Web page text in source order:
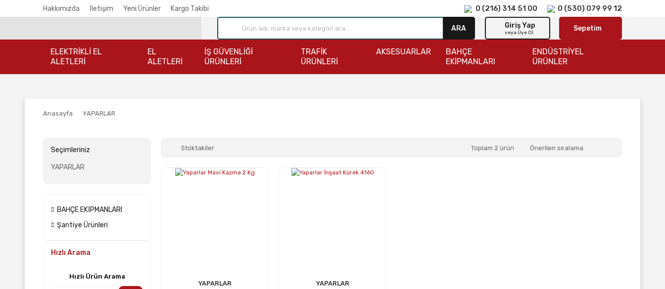
Hakkımızda İletişim Yeni Ürünler Kargo Takibi 0 (216) 314 51 00 0 (530) 079 99 12
ARA Giriş Yap
veya Üye Ol Sepetim
ELEKTRİKLİ EL
ALETLERİ
EL
ALETLERİ
İŞ GÜVENLİĞİ
ÜRÜNLERİ
TRAFİK
ÜRÜNLERİ
AKSESUARLAR
BAHÇE
EKİPMANLARI
ENDÜSTRİYEL
ÜRÜNLER
Anasayfa YAPARLAR
Seçimleriniz
YAPARLAR
BAHÇE EKİPMANLARI
Şantiye Ürünleri
Hızlı Arama
Hızlı Ürün Arama
Stoktakiler Toplam 2 ürün
YAPARLAR YAPARLAR